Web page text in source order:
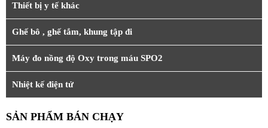
Thiết bị y tế khác
Ghế bô , ghế tắm, khung tập đi
Máy đo nồng độ Oxy trong máu SPO2
Nhiệt kế điện tử
SẢN PHẨM BÁN CHẠY